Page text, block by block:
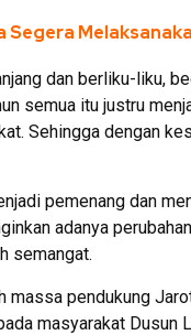
Segera
dan berliku-liku,
semua itu justru
Sehingga dengan
pemenang dan
adanya
semangat.
massa pendukung
masyarakat Dusun